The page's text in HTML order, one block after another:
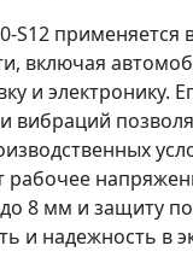
S12 применяется
включая
и электронику.
вибраций
рабочее
8 мм и защиту по
и надежность в